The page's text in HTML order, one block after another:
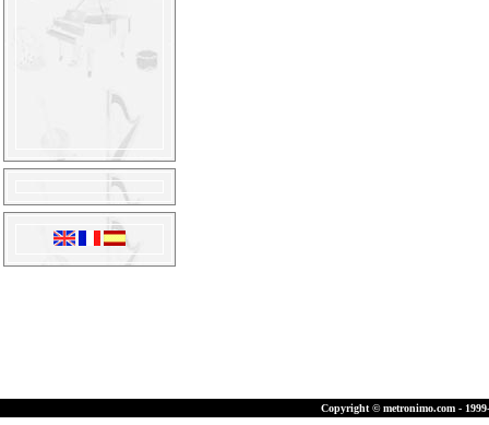
Copyright © metronimo.com -